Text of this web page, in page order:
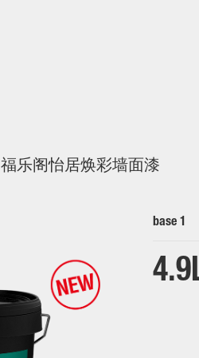
福乐阁怡居焕彩墙面漆
base 1